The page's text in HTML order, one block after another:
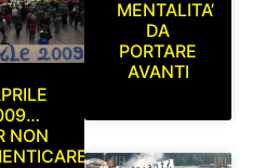
NON
MENTALITA’
DA
PORTARE
AVANTI